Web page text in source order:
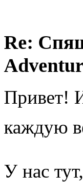
Re:
Привет!
каждую
У нас